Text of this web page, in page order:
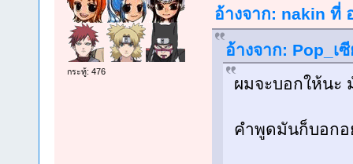
กระทู้: 476
อ้างจาก: nakin ที่
อ้างจาก: Pop_เ
ผมจะบอกให้นะ
คำพูดมันก็บอกอ